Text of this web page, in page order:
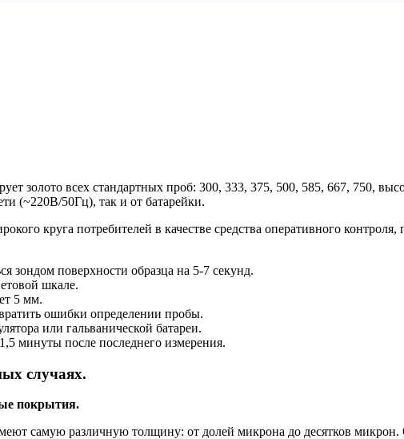
золото всех стандартных проб: 300, 333, 375, 500, 585, 667, 750,
(~220В/50Гц), так и от батарейки.
круга потребителей в качестве средства оперативного
зондом поверхности образца на 5-7 секунд.
шкале.
5 мм.
ошибки определении пробы.
или гальванической батареи.
минуты после последнего измерения.
случаях.
покрытия.
самую различную толщину: от долей микрона до десятков